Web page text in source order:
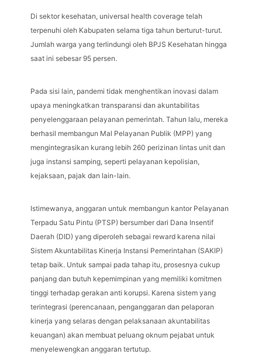
Di sektor kesehatan, universal health coverage telah
terpenuhi oleh Kabupaten selama tiga tahun berturut-turut.
Jumlah warga yang terlindungi oleh BPJS Kesehatan hingga
saat ini sebesar 95 persen.
Pada sisi lain, pandemi tidak menghentikan inovasi dalam
upaya meningkatkan transparansi dan akuntabilitas
penyelenggaraan pelayanan pemerintah. Tahun lalu, mereka
berhasil membangun Mal Pelayanan Publik (MPP) yang
mengintegrasikan kurang lebih 260 perizinan lintas unit dan
juga instansi samping, seperti pelayanan kepolisian,
kejaksaan, pajak dan lain-lain.
Istimewanya, anggaran untuk membangun kantor Pelayanan
Terpadu Satu Pintu (PTSP) bersumber dari Dana Insentif
Daerah (DID) yang diperoleh sebagai reward karena nilai
Sistem Akuntabilitas Kinerja Instansi Pemerintahan (SAKIP)
tetap baik. Untuk sampai pada tahap itu, prosesnya cukup
panjang dan butuh kepemimpinan yang memiliki komitmen
tinggi terhadap gerakan anti korupsi. Karena sistem yang
terintegrasi (perencanaan, penganggaran dan pelaporan
kinerja yang selaras dengan pelaksanaan akuntabilitas
keuangan) akan membuat peluang oknum pejabat untuk
menyelewengkan anggaran tertutup.